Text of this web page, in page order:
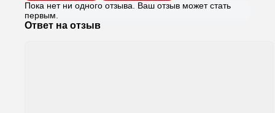
Пока нет ни одного отзыва. Ваш отзыв может стать
первым.
Ответ на отзыв